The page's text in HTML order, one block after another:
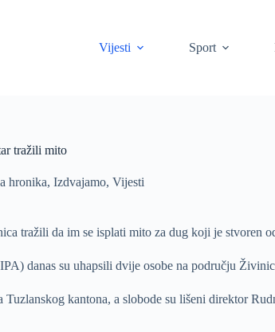
Vijesti
Sport
tražili mito
hronika, Izdvajamo, Vijesti
tražili da im se isplati mito za dug koji je stvoren
danas su uhapsili dvije osobe na području
Tuzlanskog kantona, a slobode su lišeni direktor